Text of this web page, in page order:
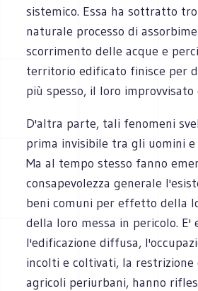
sistemico. Essa ha sottratto
naturale processo di
scorrimento delle acque e
territorio edificato finisce per
più spesso, il loro improvvisato
D'altra parte, tali fenomeni
prima invisibile tra gli uomini
Ma al tempo stesso fanno
consapevolezza generale
beni comuni per effetto della
della loro messa in pericolo. E'
l'edificazione diffusa,
incolti e coltivati, la
agricoli periurbani, hanno